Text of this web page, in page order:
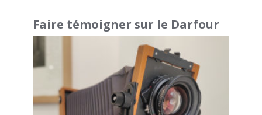
Faire témoigner sur le Darfour